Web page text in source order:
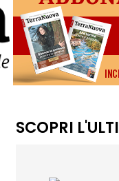
SCOPRI